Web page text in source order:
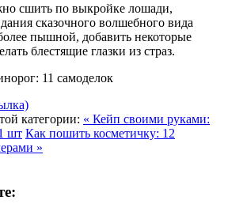
сшить по выкройке лошади,
сказочного волшебного вида
пышной, добавить некоторые
блестящие глазки из страз.
категории: « Кейп своими руками:
шт Как пошить косметичку: 12
»